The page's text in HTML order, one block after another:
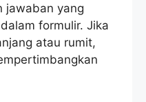
jawaban yang
formulir. Jika
atau rumit,